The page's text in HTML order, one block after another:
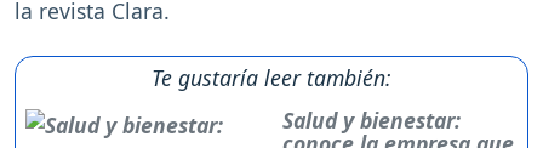
la revista Clara.
Te gustaría leer también:
Salud y bienestar: